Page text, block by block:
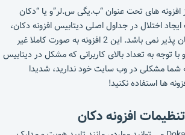
افزونه های تحت عنوان “ب.یگی س.لر”و یا “دکان
اختلال در جداول اصلی دیتابیس افزونه دکان،
ارائه پشتیبانی به شما امکان پذیر نمی باشد. این 2 افزونه به صورت کاملا غیر
توجه به تعداد بالای کاربرانی که مشکل در دیتابیس
شما مشکلی در وب سایت خود ندارید، شدیدا
ها استفاده نکنید!
افزونه دکان